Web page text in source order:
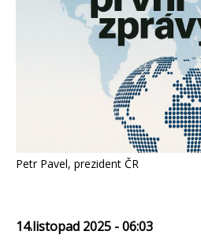
Petr Pavel, prezident ČR
14.listopad 2025 - 06:03